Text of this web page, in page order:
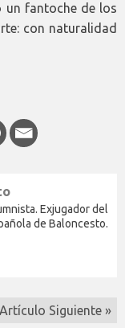
un fantoche de los
con naturalidad
Exjugador del
de Baloncesto.
Artículo Siguiente »